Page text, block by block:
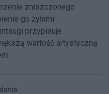
zniszczonego
go żyłami
przypisuje
wartość artystyczną